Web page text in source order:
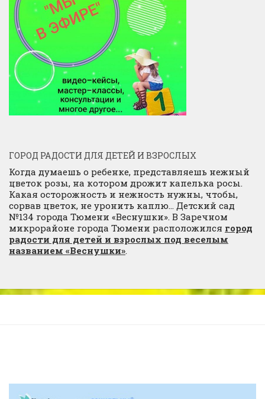
ГОРОД РАДОСТИ ДЛЯ ДЕТЕЙ И ВЗРОСЛЫХ
Когда думаешь о ребенке, представляешь нежный
цветок розы, на котором дрожит капелька росы.
Какая осторожность и нежность нужны, чтобы,
сорвав цветок, не уронить каплю… Детский сад
№134 города Тюмени «Веснушки». В Заречном
микрорайоне города Тюмени расположился город
радости для детей и взрослых под веселым
названием «Веснушки».